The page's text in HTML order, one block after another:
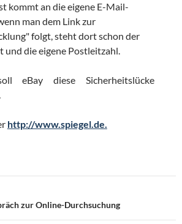
kommt an die eigene E-Mail-
man dem Link zur
folgt, steht dort schon der
und die eigene Postleitzahl.
eBay diese Sicherheitslücke
http://www.spiegel.de.
zur Online-Durchsuchung